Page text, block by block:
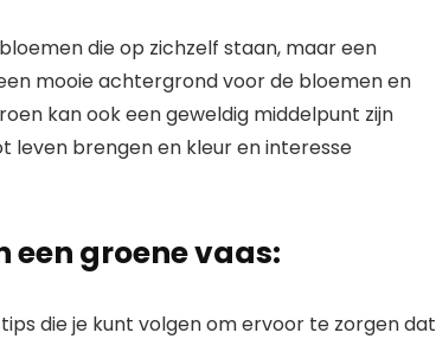
die op zichzelf staan, maar een
mooie achtergrond voor de bloemen en
kan ook een geweldig middelpunt zijn
leven brengen en kleur en interesse
een groene vaas:
die je kunt volgen om ervoor te zorgen dat